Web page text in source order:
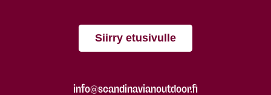
Siirry etusivulle
info@scandinavianoutdoor.fi